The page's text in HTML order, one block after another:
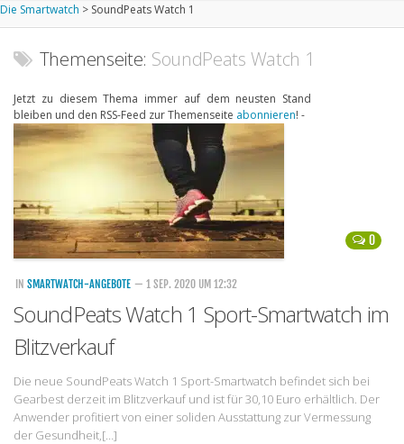
Startseite
Aktuelle Smartwatches im Test
Marken und Modelle
Smartphonetarife
Datentarife
o2
Smartphonetarife
Prepaid-Tarife
Flatrate-Prepaidtarife
Mobilfunk-Vergleichsrechner
Die Smartwatch > SoundPeats Watch 1
Themenseite: SoundPeats Watch 1
Jetzt zu diesem Thema immer auf dem neusten Stand
bleiben und den RSS-Feed zur Themenseite abonnieren! -
0
IN SMARTWATCH-ANGEBOTE — 1 SEP. 2020 UM 12:32
SoundPeats Watch 1 Sport-Smartwatch im
Blitzverkauf
Die neue SoundPeats Watch 1 Sport-Smartwatch befindet sich bei
Gearbest derzeit im Blitzverkauf und ist für 30,10 Euro erhältlich. Der
Anwender profitiert von einer soliden Ausstattung zur Vermessung
der Gesundheit,[…]